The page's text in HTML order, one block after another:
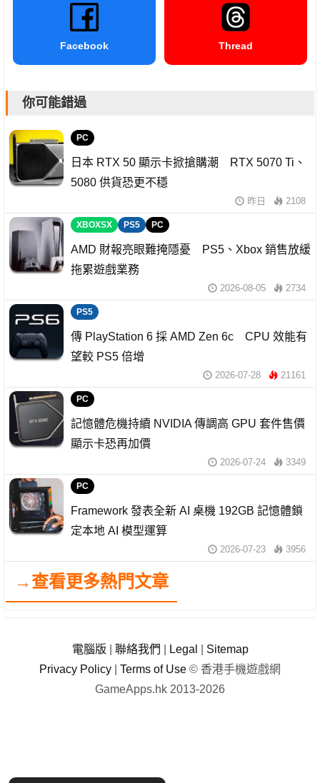
Facebook Thread
你可能錯過
PC
日本 RTX 50 顯示卡掀搶購潮 RTX 5070 Ti、
5080 供貨恐更不穩
昨日 2108
XBOXSX PS5 PC
AMD 財報亮眼難掩隱憂 PS5、Xbox 銷售放緩
拖累遊戲業務
2026-08-05 2734
PS5
傳 PlayStation 6 採 AMD Zen 6c CPU 效能有
望較 PS5 倍增
2026-07-28 21161
PC
記憶體危機持續 NVIDIA 傳調高 GPU 套件售價
顯示卡恐再加價
2026-07-24 3349
PC
Framework 發表全新 AI 桌機 192GB 記憶體鎖
定本地 AI 模型運算
2026-07-23 3956
→查看更多熱門文章
電腦版 聯絡我們 Legal
Sitemap
Privacy Policy
Terms of Use © 香港手機遊戲網
GameApps.hk 2013-2026